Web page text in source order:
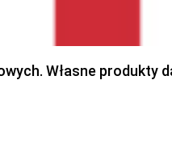
Własne produkty